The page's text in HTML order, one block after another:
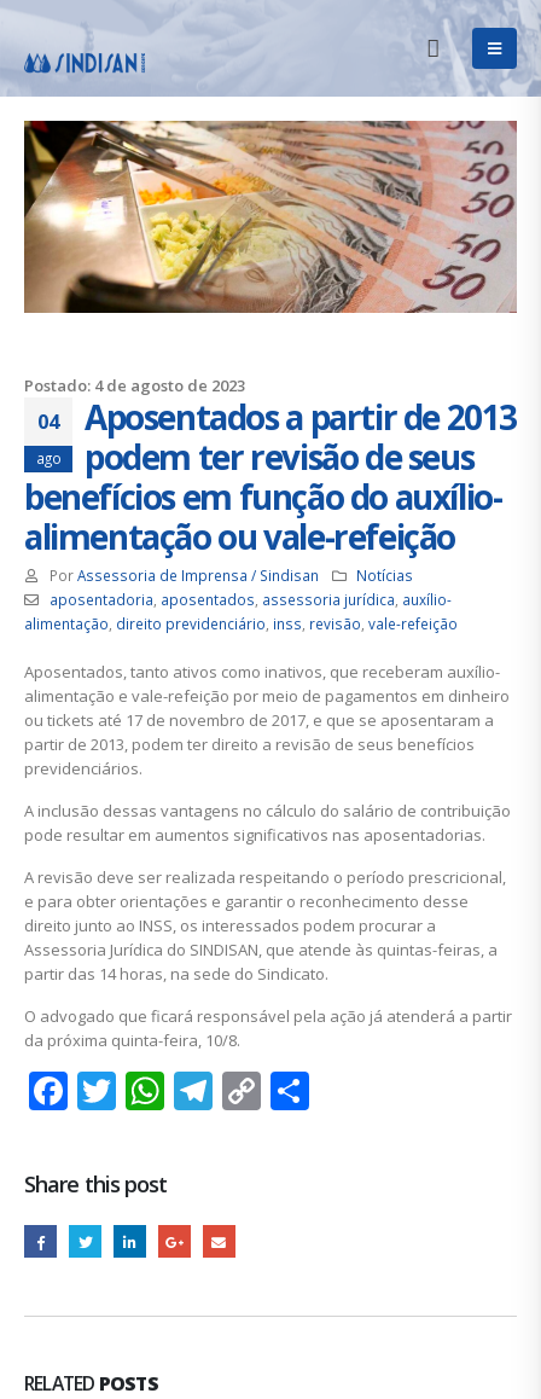
Postado: 4 de agosto de 2023
04
ago
Aposentados a partir de 2013
podem ter revisão de seus
benefícios em função do auxílio-
alimentação ou vale-refeição
PorAssessoria de Imprensa / Sindisan
Notícias
aposentadoria, aposentados, assessoria jurídica, auxílio-
alimentação, direito previdenciário, inss, revisão, vale-refeição
Aposentados, tanto ativos como inativos, que receberam auxílio-
alimentação e vale-refeição por meio de pagamentos em dinheiro
ou tickets até 17 de novembro de 2017, e que se aposentaram a
partir de 2013, podem ter direito a revisão de seus benefícios
previdenciários.
A inclusão dessas vantagens no cálculo do salário de contribuição
pode resultar em aumentos significativos nas aposentadorias.
A revisão deve ser realizada respeitando o período prescricional,
e para obter orientações e garantir o reconhecimento desse
direito junto ao INSS, os interessados podem procurar a
Assessoria Jurídica do SINDISAN, que atende às quintas-feiras, a
partir das 14 horas, na sede do Sindicato.
O advogado que ficará responsável pela ação já atenderá a partir
da próxima quinta-feira, 10/8.
Facebook
Twitter
WhatsApp
Telegram
Copy
Share this post
RELATED POSTS